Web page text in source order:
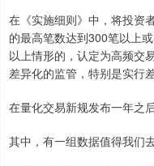
在《实施细则》中，将投资
的最高笔数达到300笔以上
以上情形的，认定为高频交
差异化的监管，特别是实行
在量化交易新规发布一年之
其中，有一组数据值得我们去